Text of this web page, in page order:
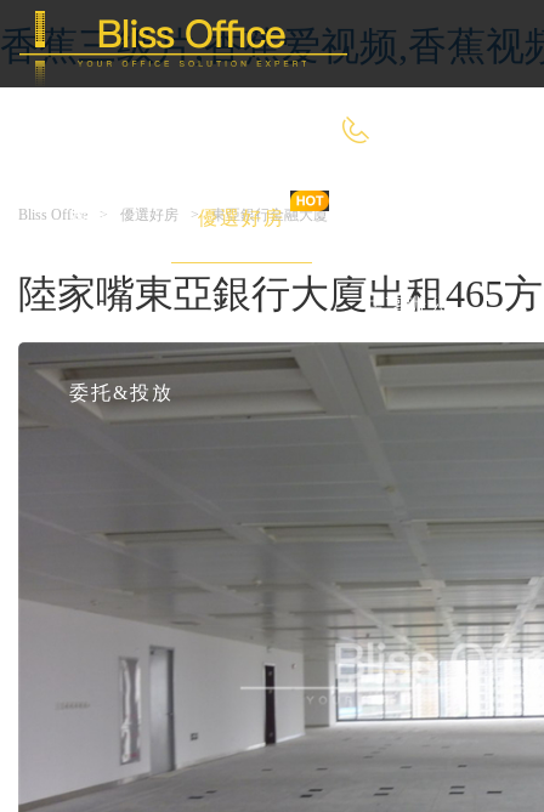
香蕉三级片,香蕉爱视频,香蕉视
首 頁 優選好房
共享辦公
委托&投放
Bliss Office > 優選好房 > 東亞銀行金融大廈
陸家嘴東亞銀行大廈出租465